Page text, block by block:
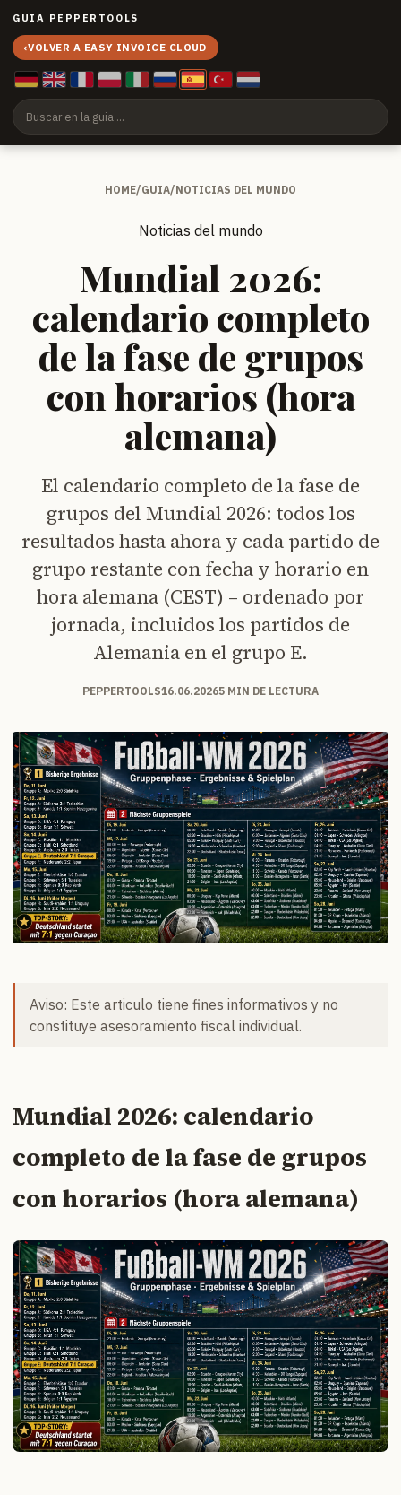
GUIA PEPPERTOOLS
‹VOLVER A EASY INVOICE CLOUD
HOME/GUIA/NOTICIAS DEL MUNDO
Noticias del mundo
Mundial 2026:
calendario completo
de la fase de grupos
con horarios (hora
alemana)
El calendario completo de la fase de
grupos del Mundial 2026: todos los
resultados hasta ahora y cada partido de
grupo restante con fecha y horario en
hora alemana (CEST) – ordenado por
jornada, incluidos los partidos de
Alemania en el grupo E.
PEPPERTOOLS16.06.20265 MIN DE LECTURA
Aviso: Este articulo tiene fines informativos y no
constituye asesoramiento fiscal individual.
Mundial 2026: calendario
completo de la fase de grupos
con horarios (hora alemana)